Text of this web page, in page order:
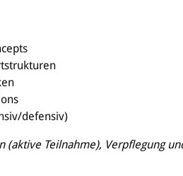
defensiv)
(aktive Teilnahme), Verpflegung